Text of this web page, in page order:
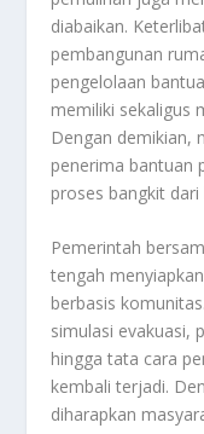
diabaikan.
pembangunan
pengelolaan
memiliki sekaligus
Dengan demikian,
penerima bantuan
proses bangkit dari
Pemerintah
tengah
berbasis
simulasi evakuasi,
hingga tata cara
kembali terjadi.
diharapkan